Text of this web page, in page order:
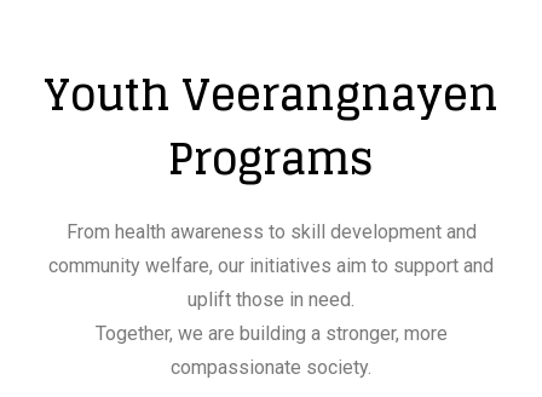
Youth Veerangnayen
Programs
From health awareness to skill development and
community welfare, our initiatives aim to support and
uplift those in need.
Together, we are building a stronger, more
compassionate society.